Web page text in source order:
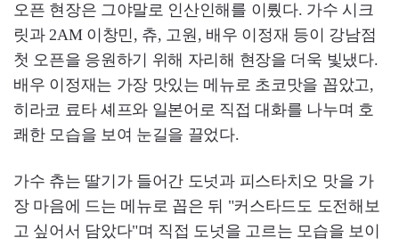
오픈 현장은 그야말로 인산인해를 이뤘다. 가수 시크
릿과 2AM 이창민, 츄, 고원, 배우 이정재 등이 강남점
첫 오픈을 응원하기 위해 자리해 현장을 더욱 빛냈다.
배우 이정재는 가장 맛있는 메뉴로 초코맛을 꼽았고,
히라코 료타 셰프와 일본어로 직접 대화를 나누며 호
쾌한 모습을 보여 눈길을 끌었다.
가수 츄는 딸기가 들어간 도넛과 피스타치오 맛을 가
장 마음에 드는 메뉴로 꼽은 뒤 "커스타드도 도전해보
고 싶어서 담았다"며 직접 도넛을 고르는 모습을 보이